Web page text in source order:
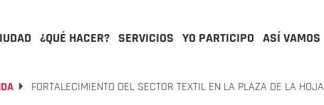
¿QUÉ HACER? SERVICIOS YO PARTICIPO ASÍ VAMOS
FORTALECIMIENTO DEL SECTOR TEXTIL EN LA PLAZA DE LA HOJA